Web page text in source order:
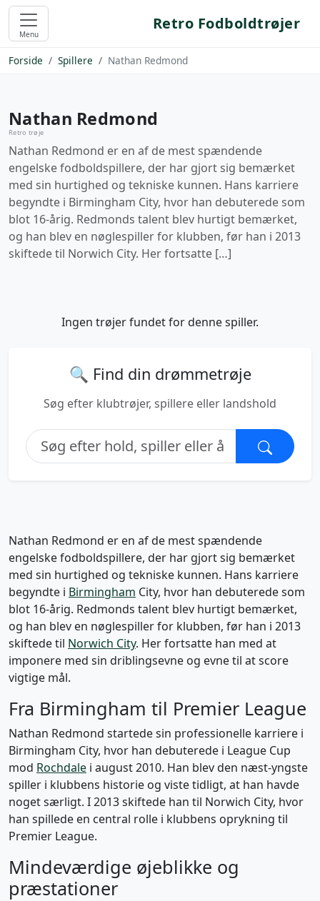
Menu
Retro Fodboldtrøjer
Forside Spillere Nathan Redmond
Nathan Redmond
Retro trøje
Nathan Redmond er en af de mest spændende
engelske fodboldspillere, der har gjort sig bemærket
med sin hurtighed og tekniske kunnen. Hans karriere
begyndte i Birmingham City, hvor han debuterede som
blot 16-årig. Redmonds talent blev hurtigt bemærket,
og han blev en nøglespiller for klubben, før han i 2013
skiftede til Norwich City. Her fortsatte […]
Ingen trøjer fundet for denne spiller.
🔍 Find din drømmetrøje
Søg efter klubtrøjer, spillere eller landshold
Nathan Redmond er en af de mest spændende
engelske fodboldspillere, der har gjort sig bemærket
med sin hurtighed og tekniske kunnen. Hans karriere
begyndte i Birmingham City, hvor han debuterede som
blot 16-årig. Redmonds talent blev hurtigt bemærket,
og han blev en nøglespiller for klubben, før han i 2013
skiftede til Norwich City. Her fortsatte han med at
imponere med sin driblingsevne og evne til at score
vigtige mål.
Fra Birmingham til Premier League
Nathan Redmond startede sin professionelle karriere i
Birmingham City, hvor han debuterede i League Cup
mod Rochdale i august 2010. Han blev den næst-yngste
spiller i klubbens historie og viste tidligt, at han havde
noget særligt. I 2013 skiftede han til Norwich City, hvor
han spillede en central rolle i klubbens oprykning til
Premier League.
Mindeværdige øjeblikke og
præstationer